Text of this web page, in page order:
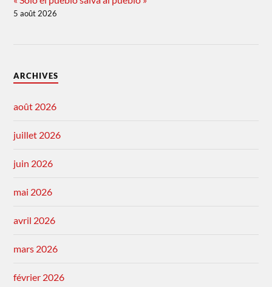
5 août 2026
ARCHIVES
août 2026
juillet 2026
juin 2026
mai 2026
avril 2026
mars 2026
février 2026